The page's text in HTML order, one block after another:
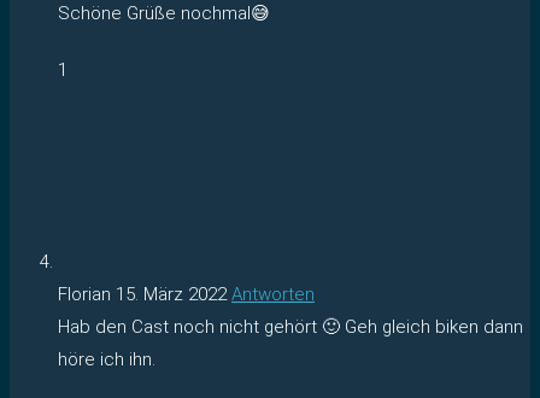
Schöne Grüße nochmal😅
1
Florian 15. März 2022 Antworten
Hab den Cast noch nicht gehört 🙂 Geh gleich biken dann
höre ich ihn.